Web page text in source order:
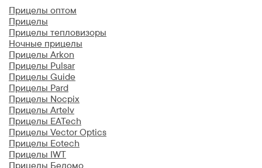
Прицелы оптом
Прицелы
Прицелы тепловизоры
Ночные прицелы
Прицелы Arkon
Прицелы Pulsar
Прицелы Guide
Прицелы Pard
Прицелы Nocpix
Прицелы Artelv
Прицелы EATech
Прицелы Vector Optics
Прицелы Eotech
Прицелы IWT
Прицелы Беломо